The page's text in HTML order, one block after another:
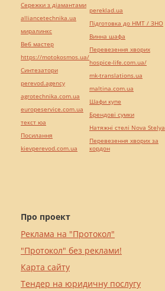
Про проект
Реклама на "Протокол"
"Протокол" без реклами!
Карта сайту
Тендер на юридичну послугу
Сережки з діамантами
alliancetechnika.ua
миралинкс
Веб мастер
https://motokosmos.ua/
Синтезатори
perevod.agency
agrotechnika.com.ua
europeservice.com.ua
текст юа
Посилання
kievperevod.com.ua
pereklad.ua
Підготовка до НМТ / ЗНО
Винна шафа
Перевезення хворих
hospice-life.com.ua/
mk-translations.ua
maltina.com.ua
Шафи купе
Брендові сумки
Натяжні стелі Nova Stelya
Перевезення хворих за
кордон